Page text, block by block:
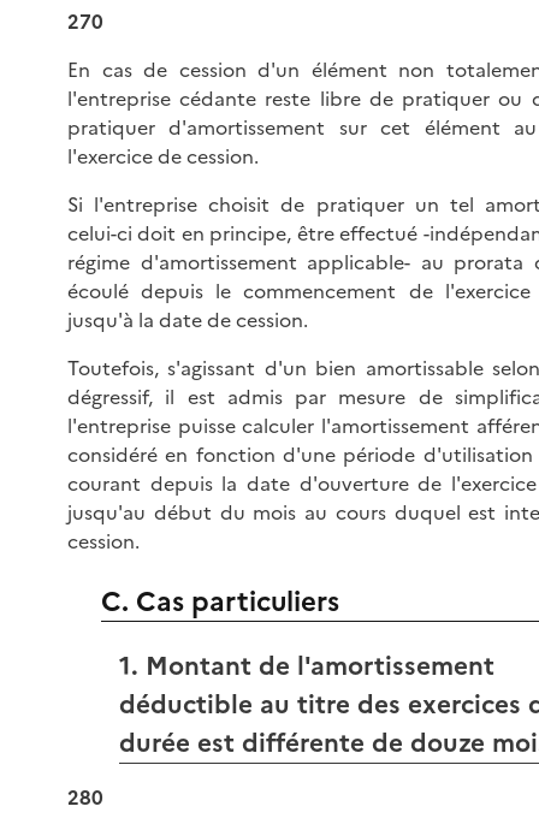
270
En cas de cession d'un élément non
l'entreprise cédante reste libre de pratiquer ou
pratiquer d'amortissement sur cet élément
l'exercice de cession.
Si l'entreprise choisit de pratiquer un tel
celui-ci doit en principe, être effectué -
régime d'amortissement applicable- au prorata
écoulé depuis le commencement de
jusqu'à la date de cession.
Toutefois, s'agissant d'un bien amortissable
dégressif, il est admis par mesure de
l'entreprise puisse calculer l'amortissement
considéré en fonction d'une période d'utilisation
courant depuis la date d'ouverture de
jusqu'au début du mois au cours duquel est
cession.
C. Cas particuliers
1. Montant de l'amortissement
déductible au titre des exercices
durée est différente de douze
280